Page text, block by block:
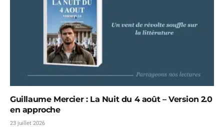
Guillaume Mercier : La Nuit du 4 août – Version 2.0
en approche
23 juillet 2026